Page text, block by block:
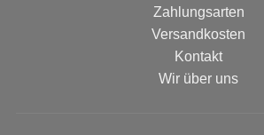
Zahlungsarten
Versandkosten
Kontakt
Wir über uns